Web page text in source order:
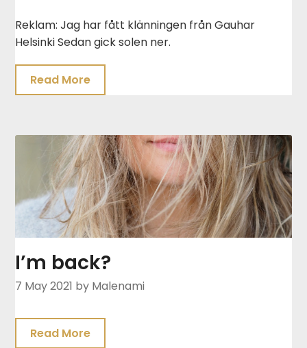
Reklam: Jag har fått klänningen från Gauhar
Helsinki Sedan gick solen ner.
Read More
I’m back?
7 May 2021 by Malenami
Read More